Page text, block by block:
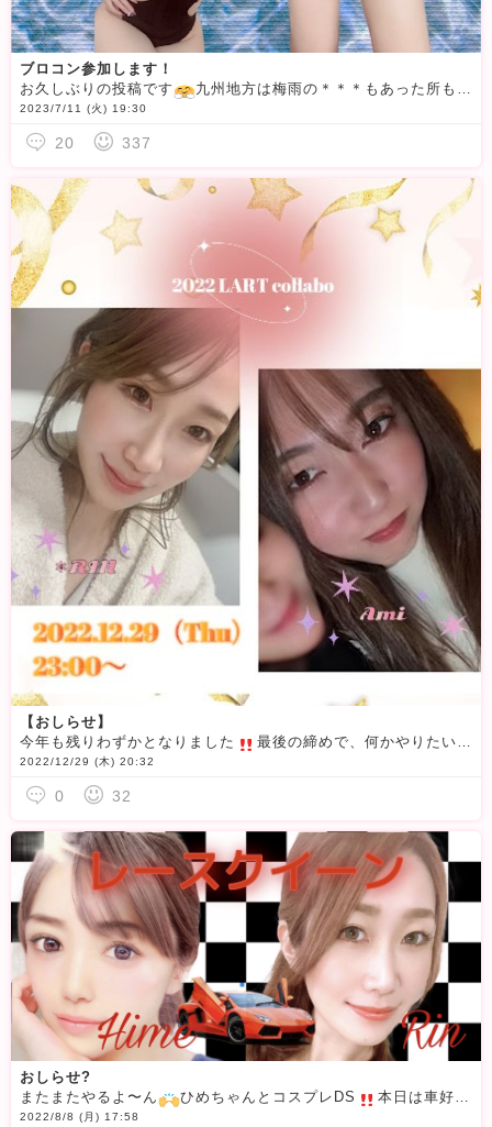
ブロコン参加します！
お久しぶりの投稿です
九州地方は梅雨の＊＊＊もあった所も多く心配でしたが皆様いかがお過ごしでしょうか
2023/7/11 (火) 19:30
20 337
【おしらせ】
今年も残りわずかとなりました
最後の締めで、何かやりたいな〜と考えた結果あみりんコラボを開催する運びとなりました
2022/12/29 (木) 20:32
0 32
おしらせ?
またまたやるよ〜ん
ひめちゃんとコスプレDS 本日は車好き必見のレースクイーンだー
2022/8/8 (月) 17:58